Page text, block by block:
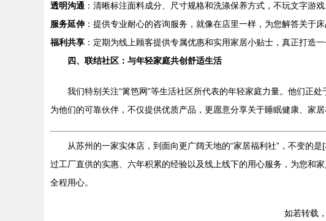
透明沟通 ：清晰标注面料成分、尺寸规格和洗涤保养方式，不玩文字游戏
服务延伸 ：提供专业耐心的咨询服务，就像在店里一样，为您解答关于
福利共享 ：定期为线上顾客提供专属优惠和实用家居小贴士，真正打造一
四、联结社区：与年轻家庭共创舒适生活
我们特别关注“篱笆网”等生活社区所代表的年轻家庭力量。他们正
为他们的可靠伙伴，不仅提供优质产品，更愿意分享关于睡眠健康、家
从苏州的一家实体店，到面向更广阔天地的“家居福利社”，不变的
过工厂直供的实惠、六年积累的经验以及线上线下的用心服务，为您和
全程用心。
如若转载